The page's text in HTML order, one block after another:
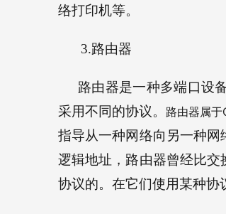
络打印机等。
3.路由器
路由器是一种多端口设
采用不同的协议。
路由器属于
指导从一种网络向另一种
逻辑地址，路由器曾经比
协议的。在它们使用某种协